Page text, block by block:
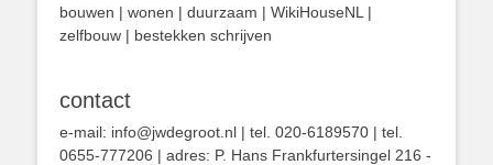
bouwen | wonen | duurzaam | WikiHouseNL |
zelfbouw | bestekken schrijven
contact
e-mail: info@jwdegroot.nl | tel. 020-6189570 | tel.
0655-777206 | adres: P. Hans Frankfurtersingel 216 -